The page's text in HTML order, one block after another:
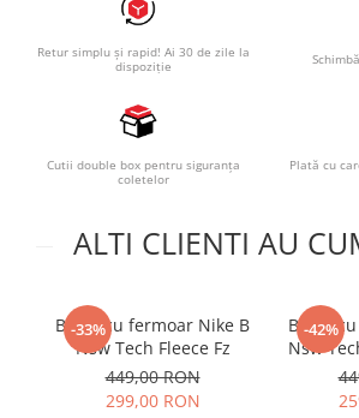
Retur simplu și rapid! Ai 30 de zile la
dispoziție
Cutii double box pentru siguranța
coletelor
Plată cu
ALTI CLIENTI AU
-33%
Bluza cu fermoar Nike B
Nsw Tech Fleece Fz
449,00 RON
299,00 RON
-42%
Bluza
Nsw